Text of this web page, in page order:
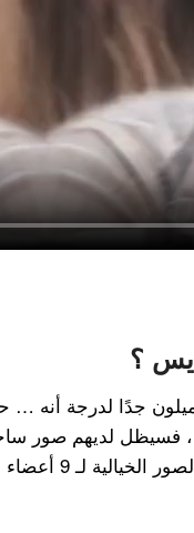
؟
جدًا لدرجة أنه
فسيظل لديهم صور
منتدى كوري على